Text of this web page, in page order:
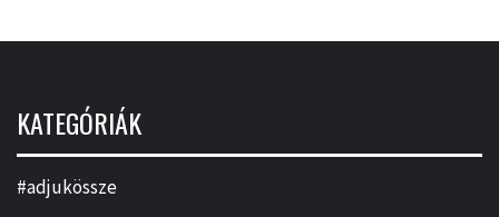
KATEGÓRIÁK
#adjukössze